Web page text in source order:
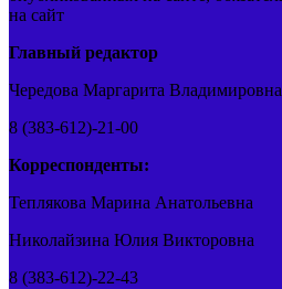
на сайт
Главный редактор
Чередова Маргарита Владимировна
8 (383-612)-21-00
Корреспонденты:
Теплякова Марина Анатольевна
Николайзина Юлия Викторовна
8 (383-612)-22-43